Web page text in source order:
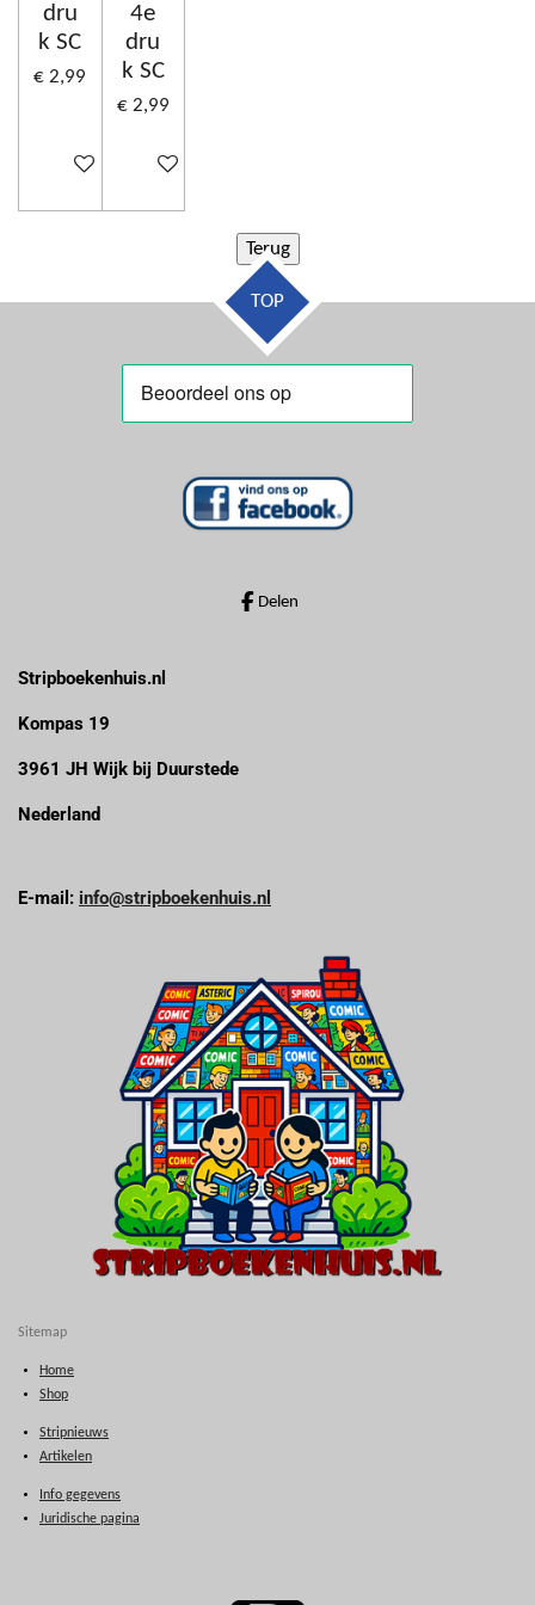
dru
k SC
€ 2,99
In winkelwagen
4e
dru
k SC
€ 2,99
In winkelwagen
TOP
Delen
Stripboekenhuis.nl
Kompas 19
3961 JH Wijk bij Duurstede
Nederland
E-mail: info@stripboekenhuis.nl
Sitemap
Home
Shop
Stripnieuws
Artikelen
Info gegevens
Juridische pagina